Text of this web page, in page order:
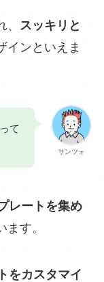
スッキリと
インといえま
サンツォ
て
レートを集め
す。
をカスタマイ